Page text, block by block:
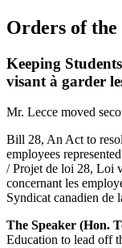
Orders of the
Keeping
visant à garder
Mr. Lecce moved
Bill 28, An Act to
employees
/ Projet de loi 28, Loi
concernant les
Syndicat canadien de
The Speaker (Hon.
Education to lead off